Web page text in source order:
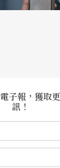
子報，獲取
訊！